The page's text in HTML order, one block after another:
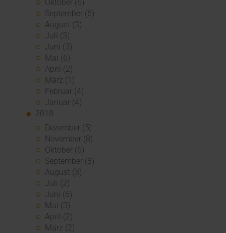
Oktober (6)
September (6)
August (3)
Juli (3)
Juni (3)
Mai (6)
April (2)
März (1)
Februar (4)
Januar (4)
2018
Dezember (5)
November (8)
Oktober (6)
September (8)
August (3)
Juli (2)
Juni (6)
Mai (3)
April (2)
März (2)